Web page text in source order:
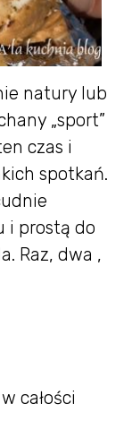
natury lub
„sport”
czas i
spotkań.
i prostą do
Raz, dwa ,
całości